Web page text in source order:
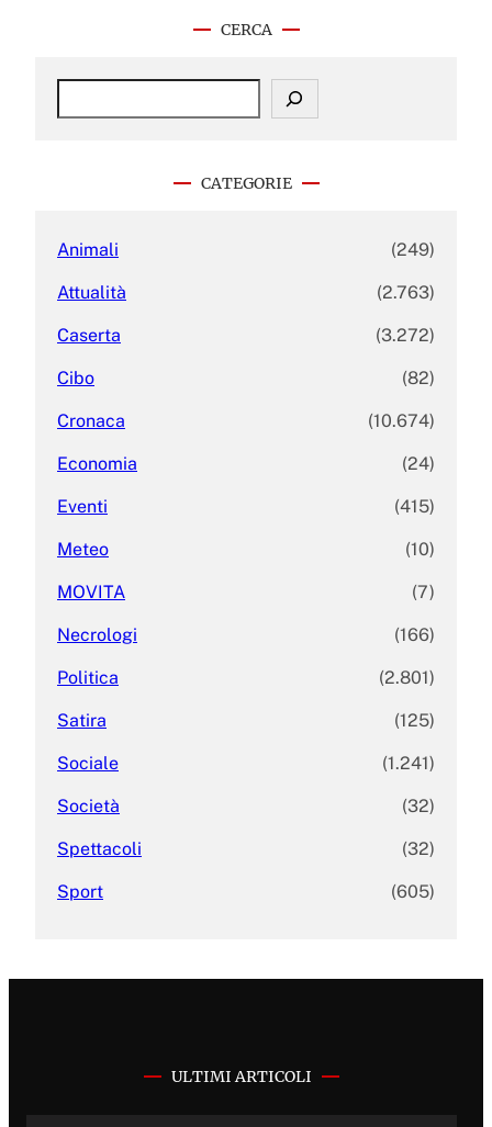
CERCA
S
CATEGORIE
Animali (249)
Attualità (2.763)
Caserta (3.272)
Cibo (82)
Cronaca (10.674)
Economia (24)
Eventi (415)
Meteo (10)
MOVITA (7)
Necrologi (166)
Politica (2.801)
Satira (125)
Sociale (1.241)
Società (32)
Spettacoli (32)
Sport (605)
ULTIMI ARTICOLI